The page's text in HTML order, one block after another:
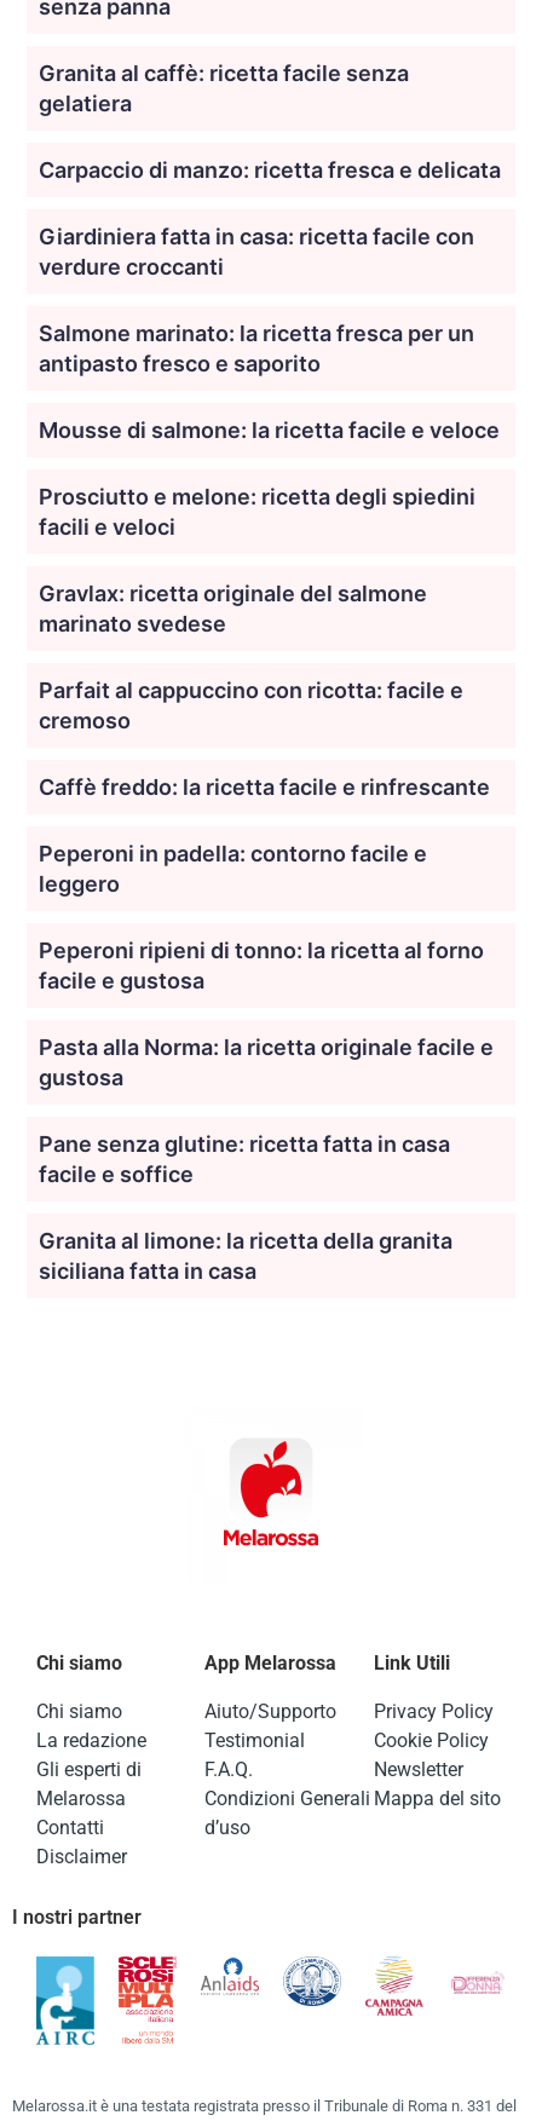
senza panna
Granita al caffè: ricetta facile senza
gelatiera
Carpaccio di manzo: ricetta fresca e delicata
Giardiniera fatta in casa: ricetta facile con
verdure croccanti
Salmone marinato: la ricetta fresca per un
antipasto fresco e saporito
Mousse di salmone: la ricetta facile e veloce
Prosciutto e melone: ricetta degli spiedini
facili e veloci
Gravlax: ricetta originale del salmone
marinato svedese
Parfait al cappuccino con ricotta: facile e
cremoso
Caffè freddo: la ricetta facile e rinfrescante
Peperoni in padella: contorno facile e
leggero
Peperoni ripieni di tonno: la ricetta al forno
facile e gustosa
Pasta alla Norma: la ricetta originale facile e
gustosa
Pane senza glutine: ricetta fatta in casa
facile e soffice
Granita al limone: la ricetta della granita
siciliana fatta in casa
Chi siamo
Chi siamo
La redazione
Gli esperti di
Melarossa
Contatti
Disclaimer
App Melarossa
Aiuto/Supporto
Testimonial
F.A.Q.
Condizioni Generali
d’uso
Link Utili
Privacy Policy
Cookie Policy
Newsletter
Mappa del sito
I nostri partner
Melarossa.it è una testata registrata presso il Tribunale di Roma n. 331 del